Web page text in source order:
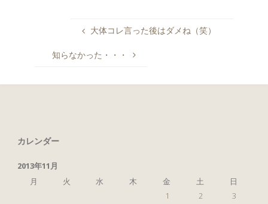
大体コレ言った後はダメね（笑）
知らなかった・・・
カレンダー
2013年11月
月
火 水 木 金 土
日
1
2
3